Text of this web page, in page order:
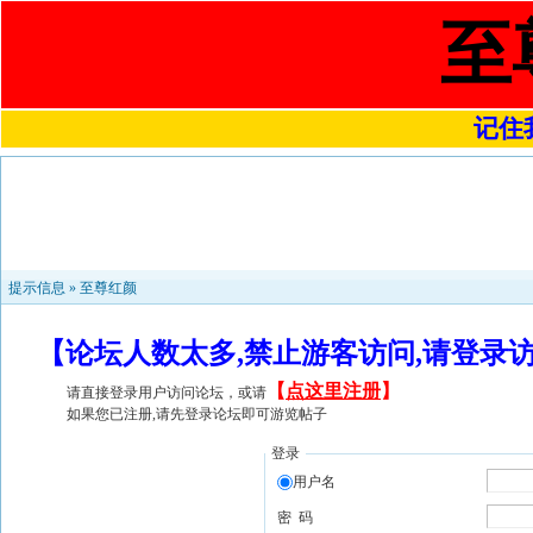
至
记住
提示信息 » 至尊红颜
【论坛人数太多,禁止游客访问,请登
请直接登录用户访问论坛，或请 【 点这里注册】
如果您已注册,请先登录论坛即可游览帖子
登录
用户名
密 码